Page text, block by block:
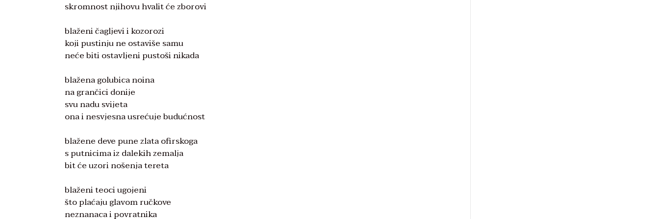
skromnost njihovu hvalit će zborovi
blaženi čagljevi i kozorozi
koji pustinju ne ostaviše samu
neće biti ostavljeni pustoši nikada
blažena golubica noina
na grančici donije
svu nadu svijeta
ona i nesvjesna usrećuje budućnost
blažene deve pune zlata ofirskoga
s putnicima iz dalekih zemalja
bit će uzori nošenja tereta
blaženi teoci ugojeni
što plaćaju glavom ručkove
neznanaca i povratnika